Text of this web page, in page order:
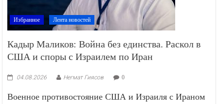
Избранное Лента новостей
Кадыр Маликов: Война без единства. Раскол в
США и споры с Израилем по Иран
04.08.2026 Негмат Гиясов 0
Военное противостояние США и Израиля с Ираном